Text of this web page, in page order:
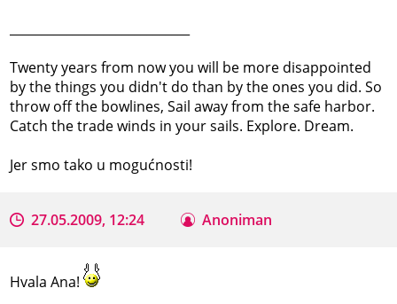
Twenty years from now you will be more disappointed
by the things you didn't do than by the ones you did. So
throw off the bowlines, Sail away from the safe harbor.
Catch the trade winds in your sails. Explore. Dream.
Jer smo tako u mogućnosti!
27.05.2009, 12:24 Anoniman
Hvala Ana!